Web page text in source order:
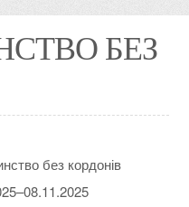
БЕЗ
без кордонів